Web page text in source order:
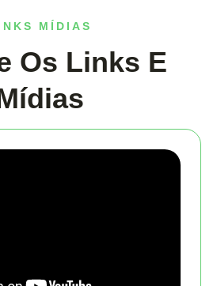
MÍDIAS
Os Links E